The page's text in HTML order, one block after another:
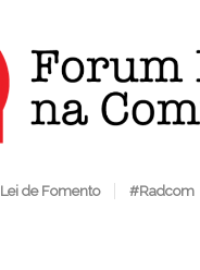
Lei de Fomento #Radcom